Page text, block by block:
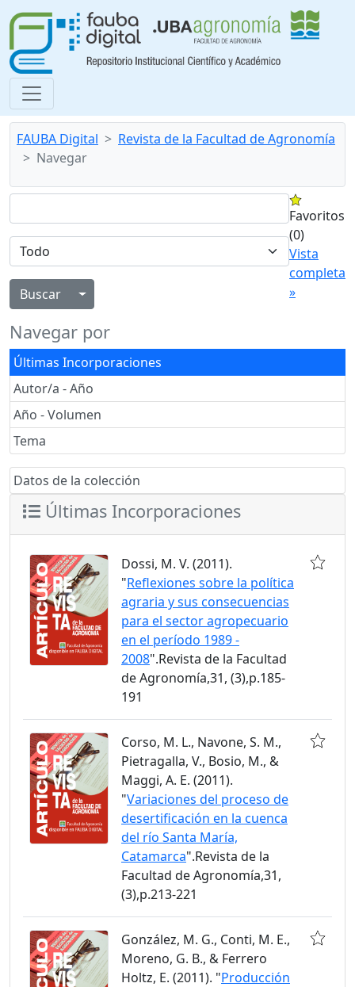
FAUBA Digital
Revista de la Facultad de Agronomía
Navegar
Alternar menú desplegable
Favoritos
(0)
Vista
completa
»
Navegar por
Últimas Incorporaciones
Autor/a - Año
Año - Volumen
Tema
Datos de la colección
Últimas Incorporaciones
Dossi, M. V. (2011).
"Reflexiones sobre la política
agraria y sus consecuencias
para el sector agropecuario
en el período 1989 -
2008".Revista de la Facultad
de Agronomía,31, (3),p.185-
191
Corso, M. L., Navone, S. M.,
Pietragalla, V., Bosio, M., &
Maggi, A. E. (2011).
"Variaciones del proceso de
desertificación en la cuenca
del río Santa María,
Catamarca".Revista de la
Facultad de Agronomía,31,
(3),p.213-221
González, M. G., Conti, M. E.,
Moreno, G. B., & Ferrero
Holtz, E. (2011). "Producción